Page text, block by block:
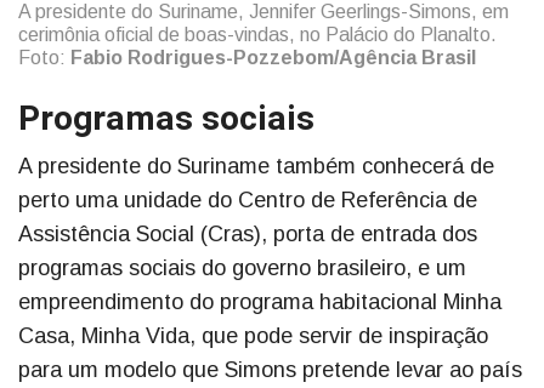
A presidente do Suriname, Jennifer Geerlings-Simons, em
cerimônia oficial de boas-vindas, no Palácio do Planalto.
Foto: Fabio Rodrigues-Pozzebom/Agência Brasil
Programas sociais
A presidente do Suriname também conhecerá de
perto uma unidade do Centro de Referência de
Assistência Social (Cras), porta de entrada dos
programas sociais do governo brasileiro, e um
empreendimento do programa habitacional Minha
Casa, Minha Vida, que pode servir de inspiração
para um modelo que Simons pretende levar ao país